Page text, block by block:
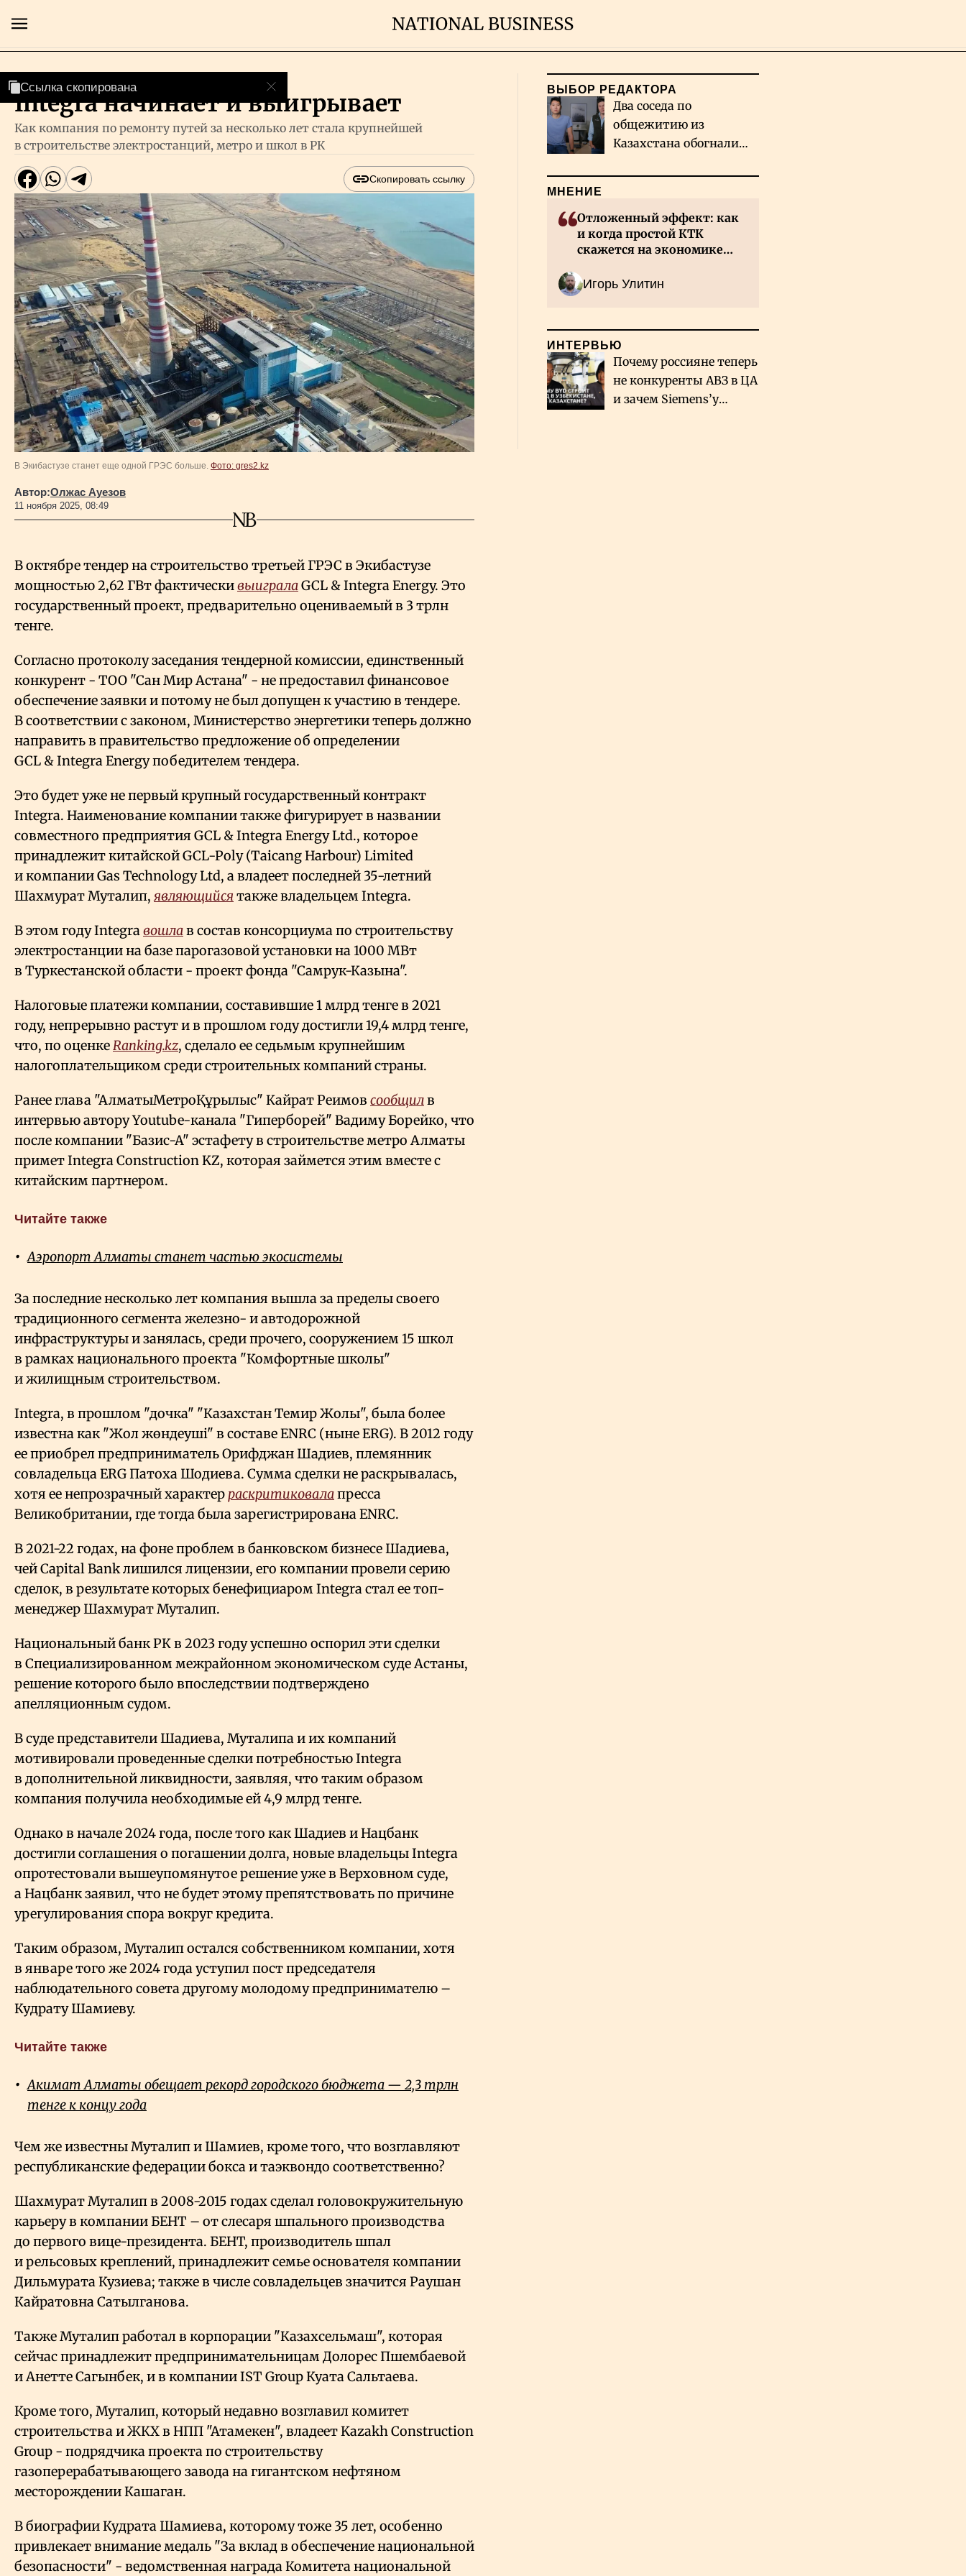
Главная
Экономика
Бизнес
Рынки
Технологии
Власть
Геополитика
Исследования
Люди
Life & Arts
Все новости
Компании
Integra начинает и выигрывает
Как компания по ремонту путей за несколько лет стала крупнейшей
в строительстве электростанций, метро и школ в РК
Скопировать ссылку
Ссылка скопирована
В Экибастузе станет еще одной ГРЭС больше. Фото: gres2.kz
Автор:Олжас Ауезов
11 ноября 2025, 08:49
В октябре тендер на строительство третьей ГРЭС в Экибастузе
мощностью 2,62 ГВт фактическивыигралаGCL &Integra Energy. Это
государственный проект, предварительно оцениваемый в 3 трлн
тенге.
Согласно протоколу заседания тендерной комиссии, единственный
конкурент - ТОО "Сан Мир Астана" - не предоставил финансовое
обеспечение заявки и потому не был допущен к участию в тендере.
В соответствии с законом, Министерство энергетики теперь должно
направить в правительство предложение об определении
GCL &Integra Energy победителем тендера.
Это будет уже не первый крупный государственный контракт
Integra. Наименование компании также фигурирует в названии
совместного предприятия GCL &Integra EnergyLtd., которое
принадлежит китайской GCL-Poly (Taicang Harbour) Limited
и компании Gas Technology Ltd, а владеет последней 35-летний
Шахмурат Муталип,являющийся также владельцем Integra.
В этом году Integraвошлав состав консорциума по строительству
электростанции на базе парогазовой установки на 1000 МВт
в Туркестанской области - проект фонда "Самрук-Казына".
Налоговые платежи компании, составившие 1 млрд тенге в 2021
году, непрерывно растут и в прошлом году достигли 19,4 млрд тенге,
что, по оценкеRanking.kz, сделало ее седьмым крупнейшим
налогоплательщиком среди строительных компаний страны.
Ранее глава "АлматыМетроҚұрылыс" Кайрат Реимов сообщилв
интервью автору Youtube-канала "Гиперборей" Вадиму Борейко, что
после компании "Базис-А" эстафету в строительстве метро Алматы
примет Integra Construction KZ, которая займется этим вместе с
китайским партнером.
Читайте также
Аэропорт Алматы станет частью экосистемы
За последние несколько лет компания вышла за пределы своего
традиционного сегмента железно- и автодорожной
инфраструктуры и занялась, среди прочего, сооружением 15 школ
в рамках национального проекта "Комфортные школы"
и жилищным строительством.
Integra, в прошлом "дочка" "Казахстан Темир Жолы", была более
известна как "Жол жөндеуші" в составе ENRC (ныне ERG). В 2012 году
ее приобрел предприниматель Орифджан Шадиев, племянник
совладельца ERG Патоха Шодиева. Сумма сделки не раскрывалась,
хотя ее непрозрачный характер раскритиковалапресса
Великобритании, где тогда была зарегистрирована ENRC.
В 2021-22 годах, на фоне проблем в банковском бизнесе Шадиева,
чей Capital Bank лишился лицензии, его компании провели серию
сделок, в результате которых бенефициаром Integra стал ее топ-
менеджер Шахмурат Муталип.
Национальный банк РК в 2023 году успешно оспорил эти сделки
в Специализированном межрайонном экономическом суде Астаны,
решение которого было впоследствии подтверждено
апелляционным судом.
В суде представители Шадиева, Муталипа и их компаний
мотивировали проведенные сделки потребностью Integra
в дополнительной ликвидности, заявляя, что таким образом
компания получила необходимые ей 4,9 млрд тенге.
Однако в начале 2024 года, после того как Шадиев и Нацбанк
достигли соглашения о погашении долга, новые владельцы Integra
опротестовали вышеупомянутое решение уже в Верховном суде,
а Нацбанк заявил, что не будет этому препятствовать по причине
урегулирования спора вокруг кредита.
Таким образом, Муталип остался собственником компании, хотя
в январе того же 2024 года уступил пост председателя
наблюдательного совета другому молодому предпринимателю –
Кудрату Шамиеву.
Читайте также
Акимат Алматы обещает рекорд городского бюджета — 2,3 трлн
тенге к концу года
Чем же известны Муталип и Шамиев, кроме того, что возглавляют
республиканские федерации бокса и таэквондо соответственно?
Шахмурат Муталип в 2008-2015 годах сделал головокружительную
карьеру в компании БЕНТ – от слесаря шпального производства
до первого вице-президента. БЕНТ, производитель шпал
и рельсовых креплений, принадлежит семье основателя компании
Дильмурата Кузиева; также в числе совладельцев значится Раушан
Кайратовна Сатылганова.
Также Муталип работал в корпорации "Казахсельмаш", которая
сейчас принадлежит предпринимательницам Долорес Пшембаевой
и Анетте Сагынбек, и в компании IST Group Куата Сальтаева.
Кроме того, Муталип, который недавно возглавил комитет
строительства и ЖКХ в НПП "Атамекен", владеет Kazakh Construction
Group - подрядчика проекта по строительству
газоперерабатывающего завода на гигантском нефтяном
месторождении Кашаган.
В биографии Кудрата Шамиева, которому тоже 35 лет, особенно
привлекает внимание медаль "За вклад в обеспечение национальной
безопасности" - ведомственная награда Комитета национальной
ВЫБОР РЕДАКТОРА
Два соседа по
общежитию из
Казахстана обогнали
МНЕНИЕ
Отложенный эффект: как
и когда простой КТК
скажется на экономике
Игорь Улитин
ИНТЕРВЬЮ
Почему россияне теперь
не конкуренты АВЗ в ЦА
и зачем Siemens’у